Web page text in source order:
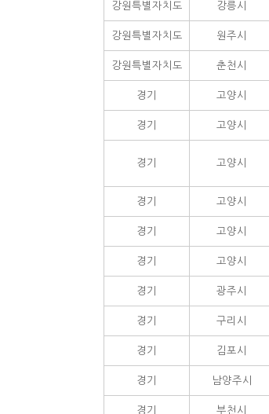
강원특별자치도 강릉시
강원특별자치도 원주시
강원특별자치도 춘천시
경기 고양시
경기 고양시
경기 고양시
경기 고양시
경기 고양시
경기 고양시
경기 광주시
경기 구리시
경기 김포시
경기 남양주시
경기 부천시